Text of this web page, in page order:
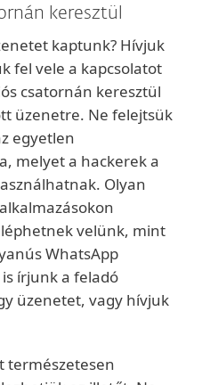
keresztül
kaptunk? Hívjuk
fel vele a kapcsolatot
csatornán keresztül
üzenetre. Ne felejtsük
egyetlen
melyet a hackerek a
Olyan
velünk, mint
WhatsApp
írjunk a feladó
üzenetet, vagy hívjuk
természetesen